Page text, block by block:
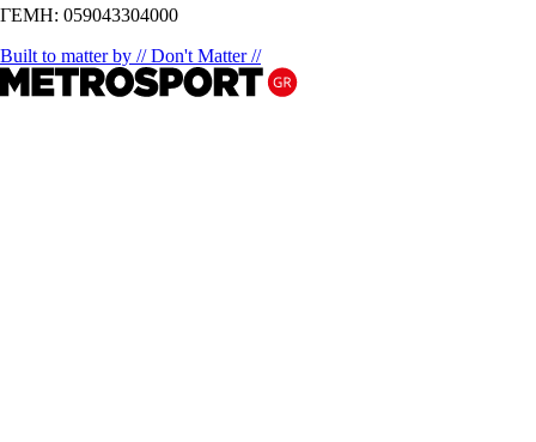
ΓΕΜΗ: 059043304000
Built to matter by // Don't Matter //